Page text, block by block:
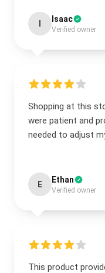
Isaac
Verified owner
Shopping at this
were patient and
needed to adjust
E Ethan
Verified owner
This product